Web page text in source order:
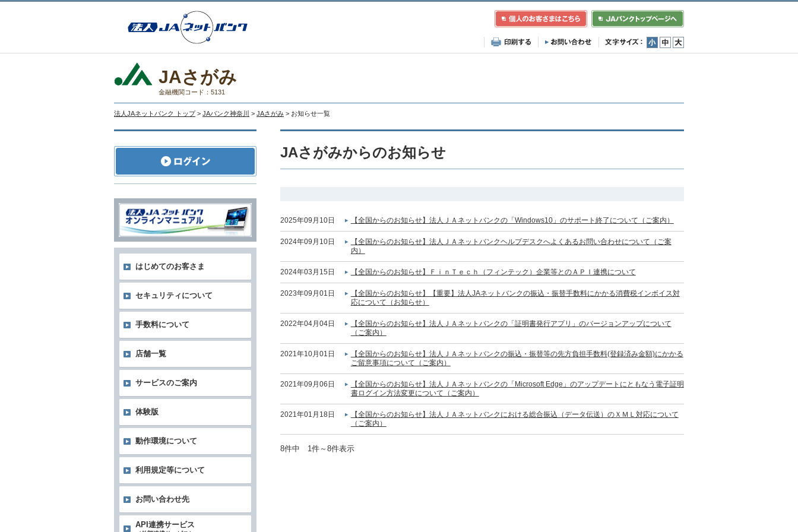
小 中 大
JAさがみ
金融機関コード：5131
法人JAネットバンク トップ > JAバンク神奈川 > JAさがみ > お知らせ一覧
JAさがみからのお知らせ
2025年09月10日 【全国からのお知らせ】法人ＪＡネットバンクの「Windows10」のサポート終了について（ご案内）
2024年09月10日
【全国からのお知らせ】法人ＪＡネットバンクヘルプデスクへよくあるお問い合わせについて（ご案
内）
2024年03月15日 【全国からのお知らせ】ＦｉｎＴｅｃｈ（フィンテック）企業等とのＡＰＩ連携について
2023年09月01日
【全国からのお知らせ】【重要】法人JAネットバンクの振込・振替手数料にかかる消費税インボイス対
応について（お知らせ）
2022年04月04日
【全国からのお知らせ】法人ＪＡネットバンクの「証明書発行アプリ」のバージョンアップについて
（ご案内）
2021年10月01日
【全国からのお知らせ】法人ＪＡネットバンクの振込・振替等の先方負担手数料(登録済み金額)にかかる
ご留意事項について（ご案内）
2021年09月06日
【全国からのお知らせ】法人ＪＡネットバンクの「Microsoft Edge」のアップデートにともなう電子証明
書ログイン方法変更について（ご案内）
2021年01月18日
【全国からのお知らせ】法人ＪＡネットバンクにおける総合振込（データ伝送）のＸＭＬ対応について
（ご案内）
8件中 1件～8件表示
はじめてのお客さま
セキュリティについて
手数料について
店舗一覧
サービスのご案内
体験版
動作環境について
利用規定等について
お問い合わせ先
API連携サービス